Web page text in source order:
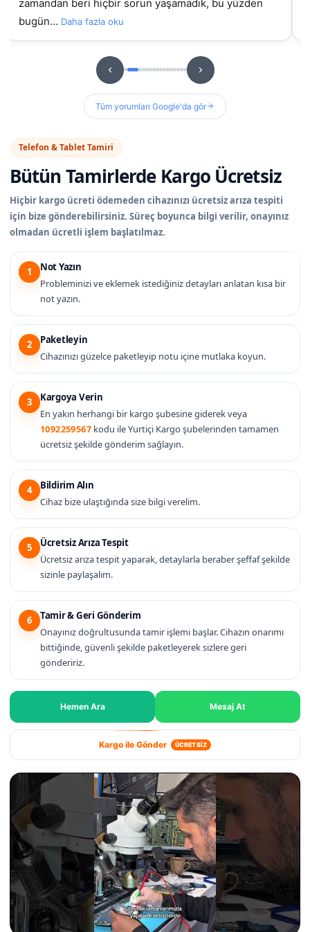
sorunluydu ama burada orijinal ekran takıldıydı, t…
Daha fazla oku
Tüm yorumları Google'da gör
Telefon & Tablet Tamiri
Bütün Tamirlerde Kargo Ücretsiz
Hiçbir kargo ücreti ödemeden cihazınızı ücretsiz arıza tespiti
için bize gönderebilirsiniz. Süreç boyunca bilgi verilir, onayınız
olmadan ücretli işlem başlatılmaz.
1
Not Yazın
Probleminizi ve eklemek istediğiniz detayları anlatan kısa bir
not yazın.
2
Paketleyin
Cihazınızı güzelce paketleyip notu içine mutlaka koyun.
3
Kargoya Verin
En yakın herhangi bir kargo şubesine giderek veya
1092259567 kodu ile Yurtiçi Kargo şubelerinden tamamen
ücretsiz şekilde gönderim sağlayın.
4
Bildirim Alın
Cihaz bize ulaştığında size bilgi verelim.
5
Ücretsiz Arıza Tespit
Ücretsiz arıza tespit yaparak, detaylarla beraber şeffaf şekilde
sizinle paylaşalım.
6
Tamir & Geri Gönderim
Onayınız doğrultusunda tamir işlemi başlar. Cihazın onarımı
bittiğinde, güvenli şekilde paketleyerek sizlere geri
göndeririz.
Hemen Ara Mesaj At
Kargo ile Gönder ÜCRETSİZ